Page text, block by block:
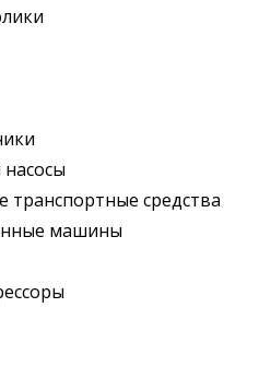
средства
машины